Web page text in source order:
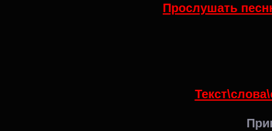
Прослушать